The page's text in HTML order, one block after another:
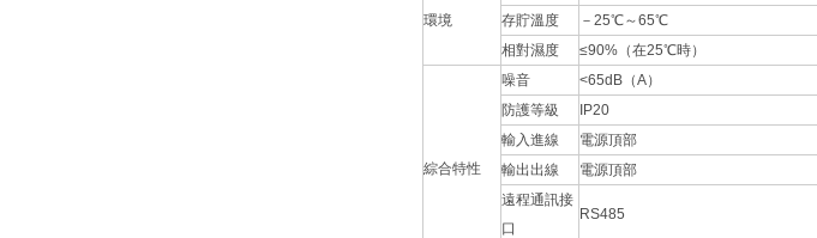
環境
存貯溫度
－25℃～65℃
相對濕度
≤90%（在25℃時）
綜合特性
噪音
<65dB（A）
防護等級
IP20
輸入進線
電源頂部
輸出出線
電源頂部
遠程通訊接
口
RS485